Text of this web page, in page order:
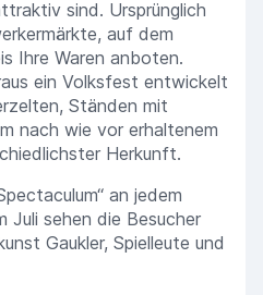
sind. Ursprünglich
auf dem
Ihre Waren anboten.
ein Volksfest entwickelt
Ständen mit
nach wie vor erhaltenem
Herkunft.
an jedem
Juli sehen die Besucher
Gaukler, Spielleute und